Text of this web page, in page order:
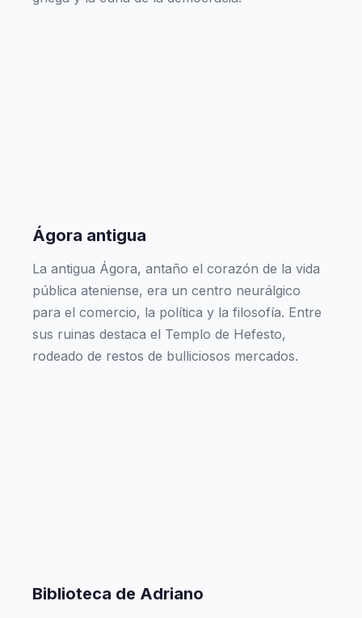
Ágora antigua
La antigua Ágora, antaño el corazón de la vida
pública ateniense, era un centro neurálgico
para el comercio, la política y la filosofía. Entre
sus ruinas destaca el Templo de Hefesto,
rodeado de restos de bulliciosos mercados.
Biblioteca de Adriano